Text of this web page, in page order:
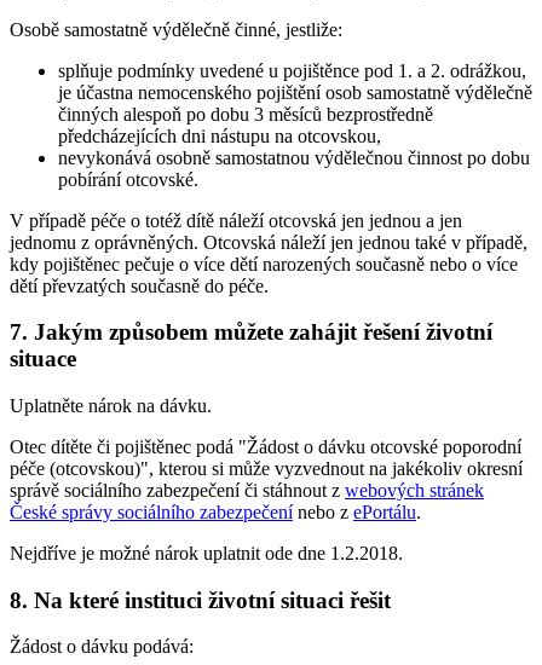
Osobě samostatně výdělečně činné, jestliže:
splňuje podmínky uvedené u pojištěnce pod 1. a 2. odrážkou,
je účastna nemocenského pojištění osob samostatně výdělečně
činných alespoň po dobu 3 měsíců bezprostředně
předcházejících dni nástupu na otcovskou,
nevykonává osobně samostatnou výdělečnou činnost po dobu
pobírání otcovské.
V případě péče o totéž dítě náleží otcovská jen jednou a jen
jednomu z oprávněných. Otcovská náleží jen jednou také v případě,
kdy pojištěnec pečuje o více dětí narozených současně nebo o více
dětí převzatých současně do péče.
7. Jakým způsobem můžete zahájit řešení životní
situace
Uplatněte nárok na dávku.
Otec dítěte či pojištěnec podá "Žádost o dávku otcovské poporodní
péče (otcovskou)", kterou si může vyzvednout na jakékoliv okresní
správě sociálního zabezpečení či stáhnout z webových stránek
České správy sociálního zabezpečenínebo z ePortálu.
Nejdříve je možné nárok uplatnit ode dne 1.2.2018.
8. Na které instituci životní situaci řešit
Žádost o dávku podává: